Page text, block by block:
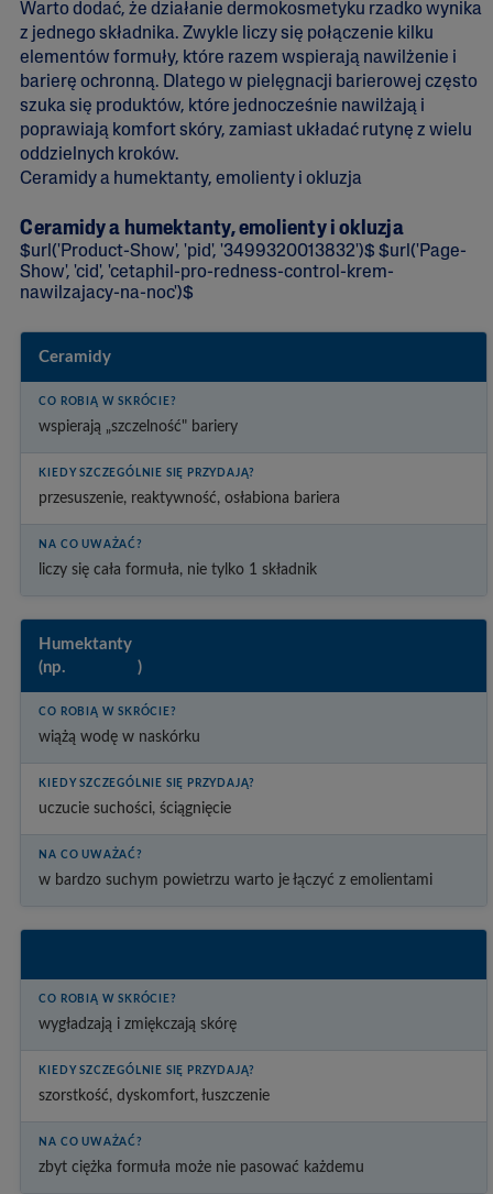
Warto dodać, że działanie dermokosmetyku rzadko wynika
z jednego składnika. Zwykle liczy się połączenie kilku
elementów formuły, które razem wspierają nawilżenie i
barierę ochronną. Dlatego w pielęgnacji barierowej często
szuka się produktów, które jednocześnie nawilżają i
poprawiają komfort skóry, zamiast układać rutynę z wielu
oddzielnych kroków.
Ceramidy a humektanty, emolienty i okluzja
Ceramidy a humektanty, emolienty i okluzja
$url('Product-Show', 'pid', '3499320013832')$ $url('Page-
Show', 'cid', 'cetaphil-pro-redness-control-krem-
nawilzajacy-na-noc')$
Ceramidy
wspierają „szczelność" bariery
przesuszenie, reaktywność, osłabiona bariera
liczy się cała formuła, nie tylko 1 składnik
Humektanty
(np.
)
wiążą wodę w naskórku
uczucie suchości, ściągnięcie
w bardzo suchym powietrzu warto je łączyć z emolientami
wygładzają i zmiękczają skórę
szorstkość, dyskomfort, łuszczenie
zbyt ciężka formuła może nie pasować każdemu